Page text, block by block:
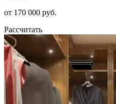
от 170 000 руб.
Рассчитать